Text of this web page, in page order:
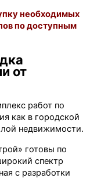
необходимых
по доступным
от
работ по
как в городской
недвижимости.
готовы по
спектр
с разработки